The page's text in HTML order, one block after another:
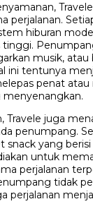
perjalanan.
hiburan
tinggi.
musik, atau
ini tentunya
penat
menyenangkan.
Travele juga
penumpang.
snack yang
untuk
perjalanan
tidak
perjalanan